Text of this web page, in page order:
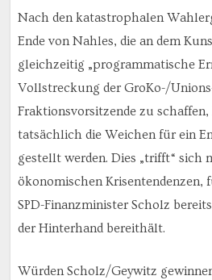
Nach den katastrophalen
Ende von Nahles, die an dem
gleichzeitig „programmatische
Vollstreckung der GroKo-/
Fraktionsvorsitzende zu
tatsächlich die Weichen für ein
gestellt werden. Dies „trifft“ sich
ökonomischen Krisentendenzen,
SPD-Finanzminister Scholz
der Hinterhand bereithält.
Würden Scholz/Geywitz